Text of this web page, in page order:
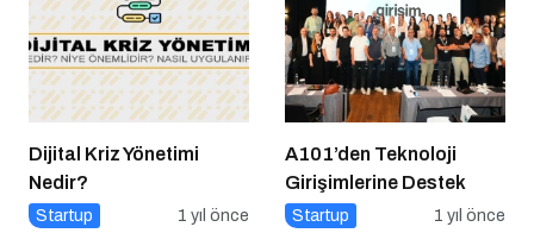
Dijital Kriz Yönetimi
Nedir?
Startup 1 yıl önce
A101’den Teknoloji
Girişimlerine Destek
Startup 1 yıl önce